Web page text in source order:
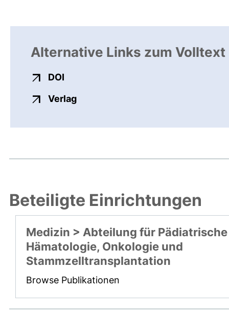
Alternative Links zum Volltext
DOI
Verlagexterner Link, öffnet neues
Beteiligte Einrichtungen
Medizin > Abteilung für Pädiatrische
Hämatologie, Onkologie und
Stammzelltransplantation
Browse Publikationen